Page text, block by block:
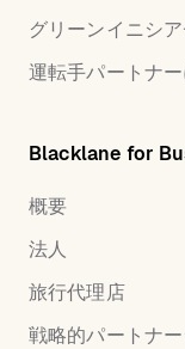
グリーンイニシ
運転手パートナ
Blacklane for
概要
法人
旅行代理店
戦略的パートナ